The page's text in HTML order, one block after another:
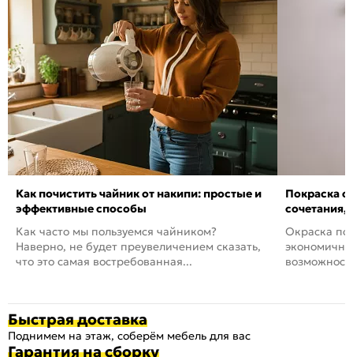
Как почистить чайник от накипи: простые и
эффективные способы
Как часто мы пользуемся чайником?
Наверно, не будет преувеличением сказать,
что это самая востребованная...
Покраска
сочетания,
Окраска
Быстрая доставка
Поднимем на этаж, соберём мебель для вас
Гарантия на сборку